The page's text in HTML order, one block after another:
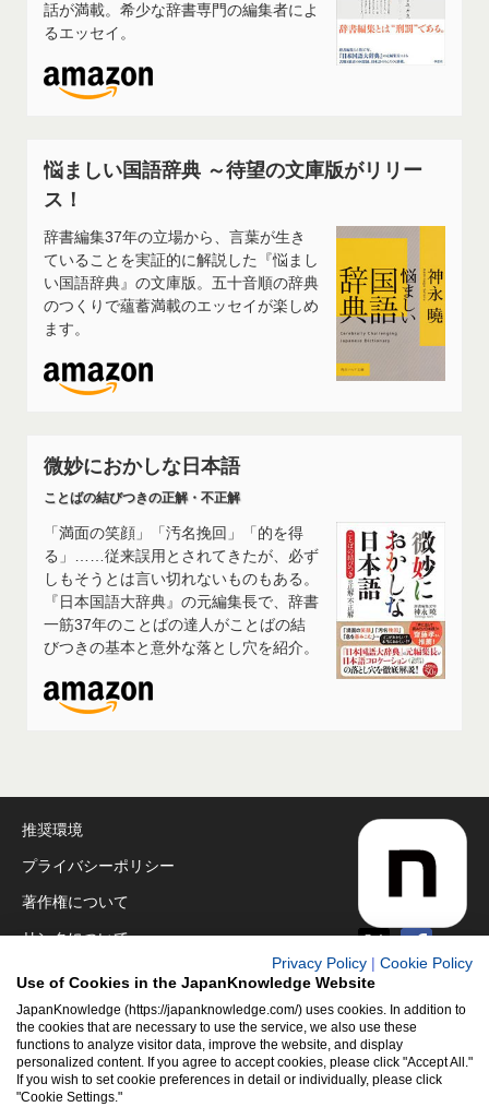
話が満載。希少な辞書専門の編集者によ
るエッセイ。
悩ましい国語辞典 ～待望の文庫版がリリー
ス！
辞書編集37年の立場から、言葉が生き
ていることを実証的に解説した『悩まし
い国語辞典』の文庫版。五十音順の辞典
のつくりで蘊蓄満載のエッセイが楽しめ
ます。
微妙におかしな日本語
ことばの結びつきの正解・不正解
「満面の笑顔」「汚名挽回」「的を得
る」……従来誤用とされてきたが、必ず
しもそうとは言い切れないものもある。
『日本国語大辞典』の元編集長で、辞書
一筋37年のことばの達人がことばの結
びつきの基本と意外な落とし穴を紹介。
推奨環境
プライバシーポリシー
著作権について
リンクについて
免責事項
運営会社
アクセシビリティ対応
クッキーポリシー
Privacy Policy
Cookie Policy
Use of Cookies in the JapanKnowledge Website
JapanKnowledge (https://japanknowledge.com/) uses cookies. In addition to
the cookies that are necessary to use the service, we also use these
functions to analyze visitor data, improve the website, and display
personalized content. If you agree to accept cookies, please click "Accept All."
If you wish to set cookie preferences in detail or individually, please click
"Cookie Settings."